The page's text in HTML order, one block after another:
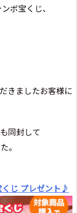
ボ宝くじ、
きましたお客様に
同封して
。
じ プレゼント♪